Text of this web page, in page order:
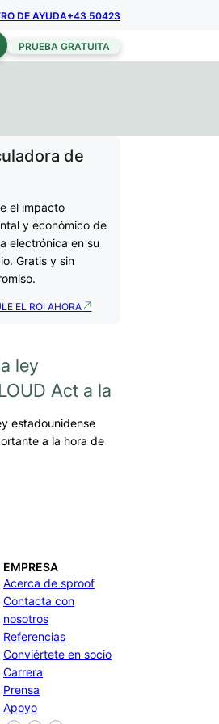
DE AYUDA+43 50423
PRUEBA GRATUITA
de
el impacto
y económico de
electrónica en su
Gratis y sin
EL ROI AHORA
ley
Act a la
estadounidense
a la hora de
EMPRESA
Acerca de sproof
Contacta con
nosotros
Referencias
Conviértete en socio
Carrera
Prensa
Apoyo